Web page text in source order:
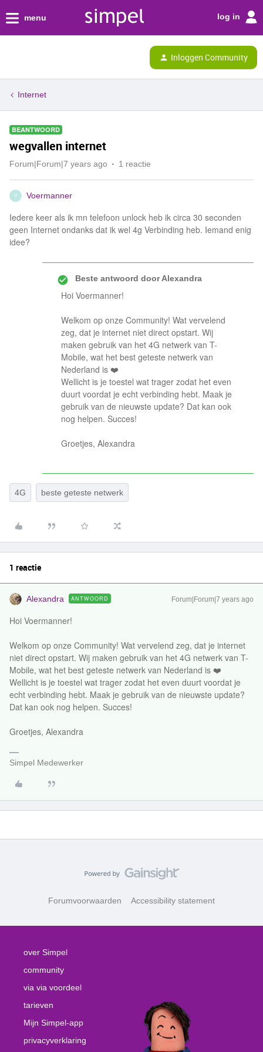
menu log in
Inloggen Community
Internet
BEANTWOORD
wegvallen internet
Forum|Forum|7 years ago 1 reactie
V Voermanner
Iedere keer als ik mn telefoon unlock heb ik circa 30 seconden
geen Internet ondanks dat ik wel 4g Verbinding heb. Iemand enig
idee?
Beste antwoord doorAlexandra
Hoi Voermanner!
Welkom op onze Community! Wat vervelend
zeg, dat je internet niet direct opstart. Wij
maken gebruik van het 4G netwerk van T-
Mobile, wat het best geteste netwerk van
Nederland is ❤️
Wellicht is je toestel wat trager zodat het even
duurt voordat je echt verbinding hebt. Maak je
gebruik van de nieuwste update? Dat kan ook
nog helpen. Succes!
Groetjes, Alexandra
4G beste geteste netwerk
1 reactie
Alexandra ANTWOORD Forum|Forum|7 years ago
Hoi Voermanner!
Welkom op onze Community! Wat vervelend zeg, dat je internet
niet direct opstart. Wij maken gebruik van het 4G netwerk van T-
Mobile, wat het best geteste netwerk van Nederland is ❤️
Wellicht is je toestel wat trager zodat het even duurt voordat je
echt verbinding hebt. Maak je gebruik van de nieuwste update?
Dat kan ook nog helpen. Succes!
Groetjes, Alexandra
Simpel Medewerker
Forumvoorwaarden Accessibility statement
over Simpel
community
via via voordeel
tarieven
Mijn Simpel-app
privacyverklaring